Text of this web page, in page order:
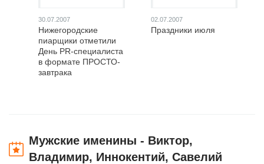
30.07.2007
Нижегородские
пиарщики отметили
День PR-специалиста
в формате ПРОСТО-
завтрака
02.07.2007
Праздники июля
Мужские именины - Виктор,
Владимир, Иннокентий, Савелий